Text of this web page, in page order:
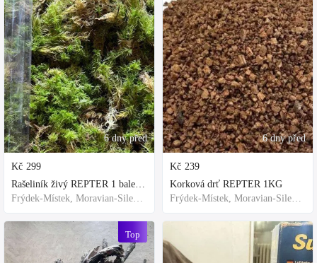
6 dny před
Kč 299
Rašeliník živý REPTER 1 balení - násada, TOP kvalita 30cm-30cm-8cm
Frýdek-Místek, Moravian-Silesian Region,Others
Top
6 dny před
Kč 239
Korková drť REPTER 1KG
Frýdek-Místek, Moravian-Silesian Region,Others